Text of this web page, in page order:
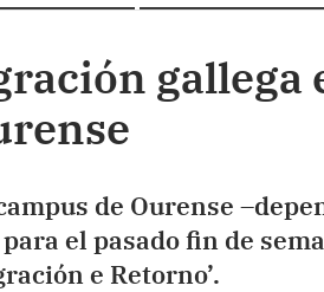
gallega
de Ourense
el pasado fin de
e Retorno’.